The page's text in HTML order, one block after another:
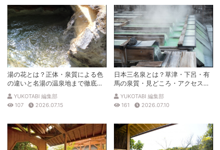
湯の花とは？正体・泉質による色
の違いと名湯の温泉地まで徹底解
説
YUKOTABI 編集部
107
2026.07.15
日本三名泉とは？草津・下呂・有
馬の泉質・見どころ・アクセスを
徹底解説
YUKOTABI 編集部
161
2026.07.10